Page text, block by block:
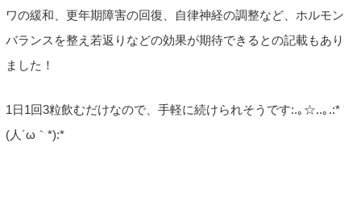
ワの緩和、更年期障害の回復、自律神経の調整など、ホルモン
バランスを整え若返りなどの効果が期待できるとの記載もあり
ました！
1日1回3粒飲むだけなので、手軽に続けられそうです:.｡☆..｡.:*
(人´ω｀*):*